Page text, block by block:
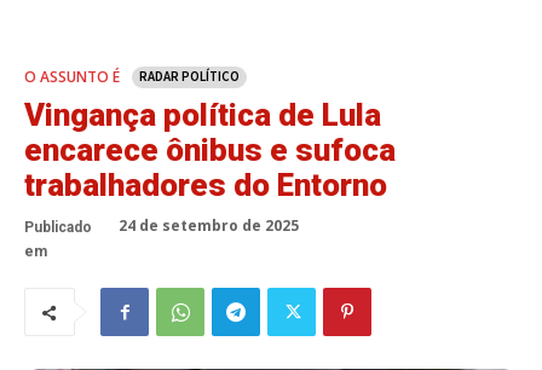
O ASSUNTO É RADAR POLÍTICO
Vingança política de Lula
encarece ônibus e sufoca
trabalhadores do Entorno
Publicado
em
24 de setembro de 2025